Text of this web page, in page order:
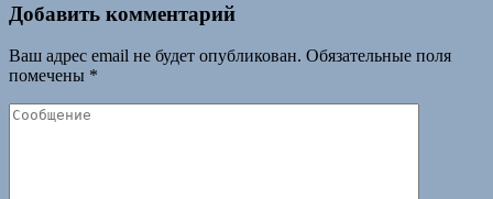
Добавить комментарий
Ваш адрес email не будет опубликован. Обязательные поля
помечены *